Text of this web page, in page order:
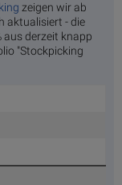
zeigen wir ab
aktualisiert - die
aus derzeit knapp
"Stockpicking